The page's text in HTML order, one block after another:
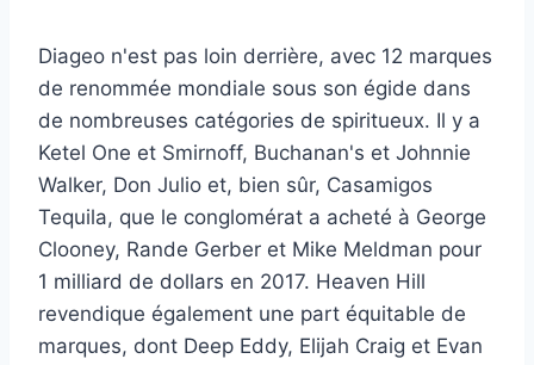
Diageo n'est pas loin derrière, avec 12 marques
de renommée mondiale sous son égide dans
de nombreuses catégories de spiritueux. Il y a
Ketel One et Smirnoff, Buchanan's et Johnnie
Walker, Don Julio et, bien sûr, Casamigos
Tequila, que le conglomérat a acheté à George
Clooney, Rande Gerber et Mike Meldman pour
1 milliard de dollars en 2017. Heaven Hill
revendique également une part équitable de
marques, dont Deep Eddy, Elijah Craig et Evan